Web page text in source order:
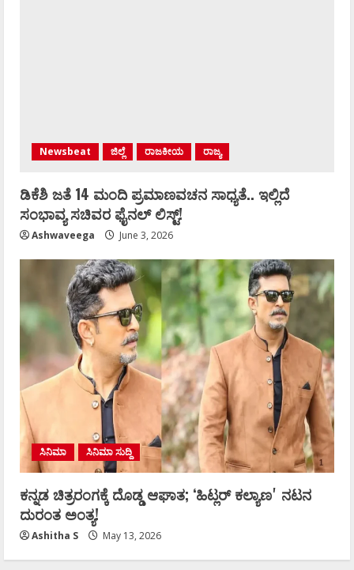
Newsbeat ಜಿಲ್ಲೆ ರಾಜಕೀಯ ರಾಜ್ಯ
ಡಿಕೆಶಿ ಜತೆ 14 ಮಂದಿ ಪ್ರಮಾಣವಚನ ಸಾಧ್ಯತೆ.. ಇಲ್ಲಿದೆ
ಸಂಭಾವ್ಯ ಸಚಿವರ ಫೈನಲ್ ಲಿಸ್ಟ್‌!
Ashwaveega June 3, 2026
ಸಿನಿಮಾ ಸಿನಿಮಾ ಸುದ್ದಿ
ಕನ್ನಡ ಚಿತ್ರರಂಗಕ್ಕೆ ದೊಡ್ಡ ಆಘಾತ; ʻಹಿಟ್ಲರ್ ಕಲ್ಯಾಣʼ ನಟನ
ದುರಂತ ಅಂತ್ಯ!
Ashitha S May 13, 2026